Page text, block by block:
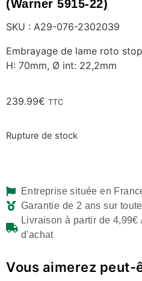
(Warner 5915-22)
SKU : A29-076-2302039
Embrayage de lame roto
H: 70mm, Ø int: 22,2mm
239.99€ TTC
Rupture de stock
Entreprise située en
Garantie de 2 ans sur
Livraison à partir de
d'achat
Vous aimerez peut-